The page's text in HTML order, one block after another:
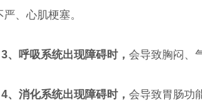
严、心肌梗塞。
3、呼吸系统出现障碍时，会导致胸闷、
4、消化系统出现障碍时，会导致胃肠功